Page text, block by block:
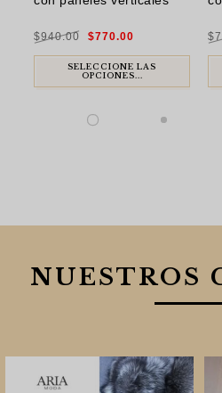
$940.00 precio
era:
$940.00.
$770.00
es:
$770.00.
SELECCIONE LAS
OPCIONES...
$
NUESTROS